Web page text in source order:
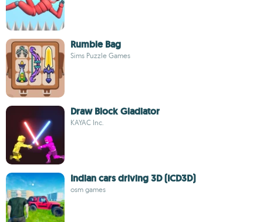
Rumble Bag
Sims Puzzle Games
Draw Block Gladiator
KAYAC Inc.
Indian cars driving 3D (ICD3D)
osm games